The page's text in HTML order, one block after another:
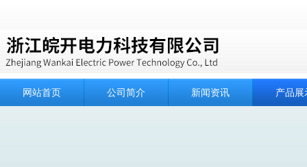
网站首页 公司简介 新闻资讯 产品展